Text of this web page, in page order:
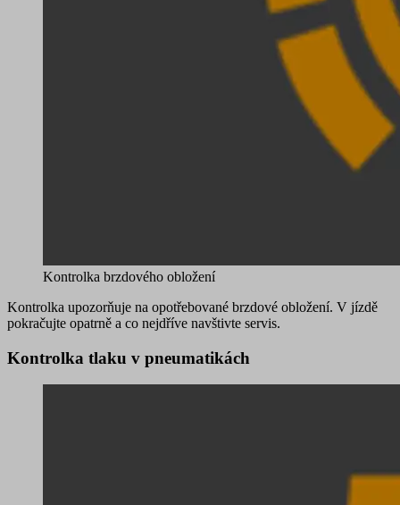
Kontrolka brzdového obložení
Kontrolka upozorňuje na opotřebované brzdové obložení. V jízdě
pokračujte opatrně a co nejdříve navštivte servis.
Kontrolka tlaku v pneumatikách